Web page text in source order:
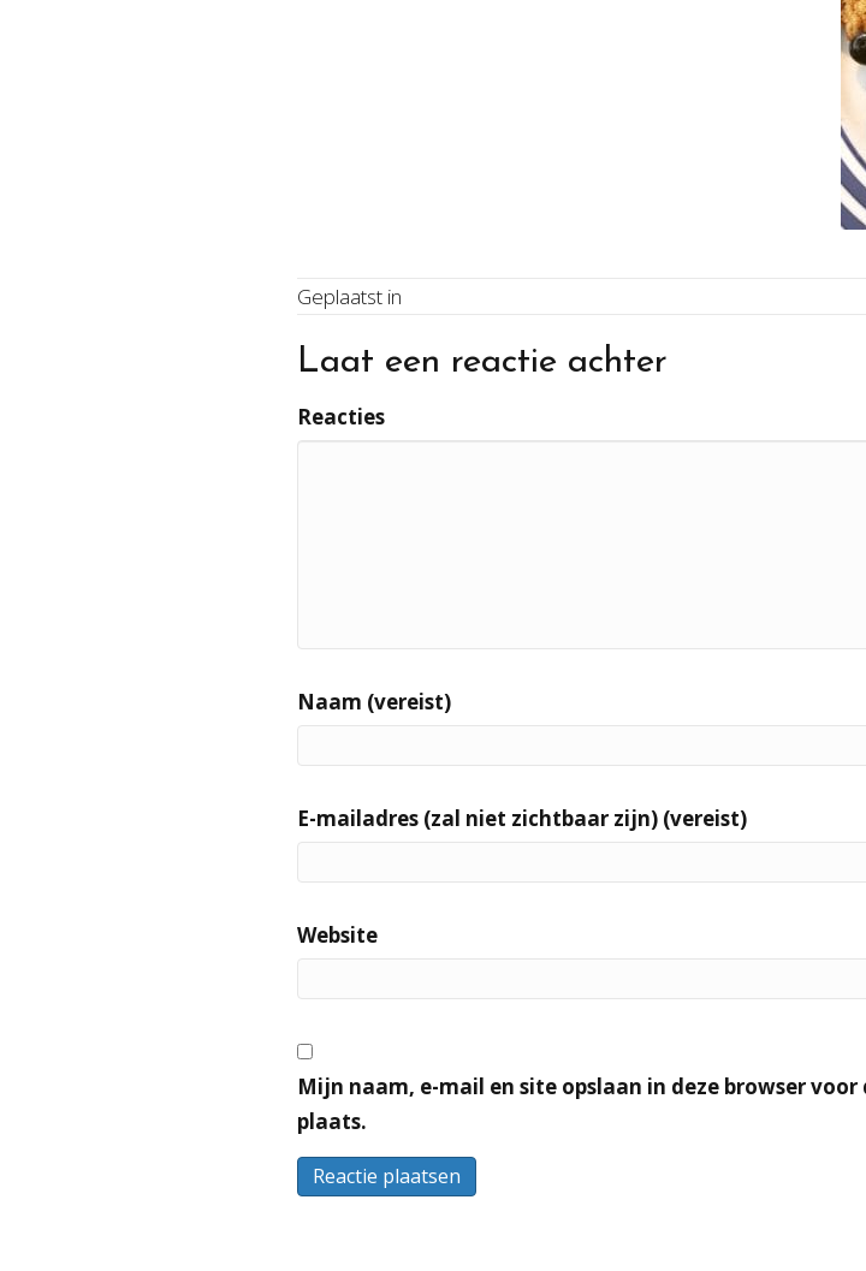
Geplaatst in
Laat een reactie achter
Reacties
Naam (vereist)
E-mailadres (zal niet zichtbaar zijn) (vereist)
Website
Mijn naam, e-mail en site opslaan in deze browser
plaats.